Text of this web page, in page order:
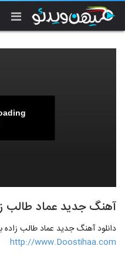
آهنگ جدید عماد طالب
دانلود آهنگ جدید عماد طالب
http://www.Doostihaa.com